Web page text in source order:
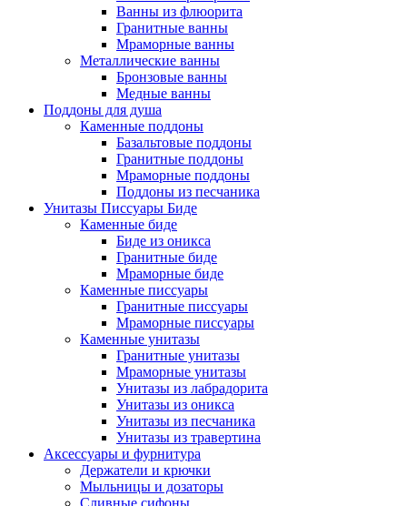
Ванны из флюорита
Гранитные ванны
Мраморные ванны
Металлические ванны
Бронзовые ванны
Медные ванны
Поддоны для душа
Каменные поддоны
Базальтовые поддоны
Гранитные поддоны
Мраморные поддоны
Поддоны из песчаника
Унитазы Писсуары Биде
Каменные биде
Биде из оникса
Гранитные биде
Мраморные биде
Каменные писсуары
Гранитные писсуары
Мраморные писсуары
Каменные унитазы
Гранитные унитазы
Мраморные унитазы
Унитазы из лабрадорита
Унитазы из оникса
Унитазы из песчаника
Унитазы из травертина
Аксессуары и фурнитура
Держатели и крючки
Мыльницы и дозаторы
Сливные сифоны